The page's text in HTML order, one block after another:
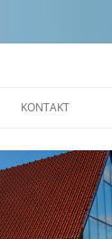
KONTAKT